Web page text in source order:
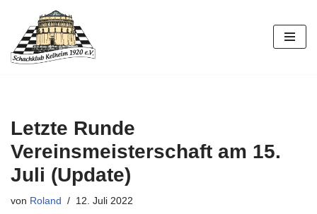
Zum
Inhalt
Letzte Runde
Vereinsmeisterschaft am 15.
Juli (Update)
von Roland 12. Juli 2022